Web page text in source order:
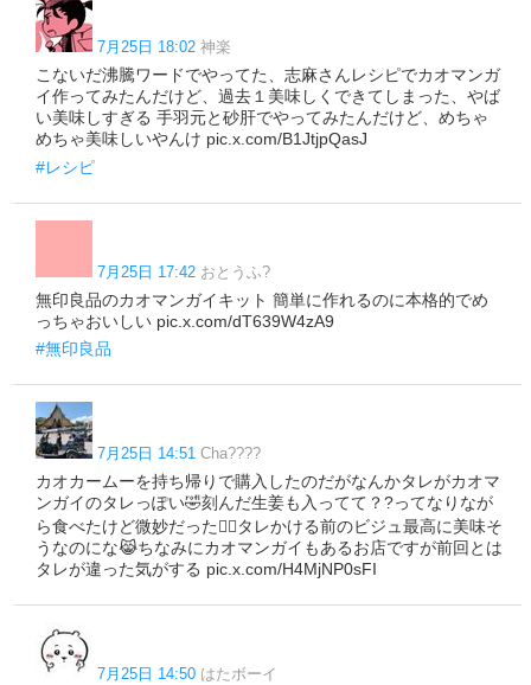
7月25日 18:02 神楽
こないだ沸騰ワードでやってた、志麻さんレシピでカオマンガ
イ作ってみたんだけど、過去１美味しくできてしまった、やば
い美味しすぎる 手羽元と砂肝でやってみたんだけど、めちゃ
めちゃ美味しいやんけ pic.x.com/B1JtjpQasJ
#レシピ
7月25日 17:42 おとうふ?
無印良品のカオマンガイキット 簡単に作れるのに本格的でめ
っちゃおいしい pic.x.com/dT639W4zA9
#無印良品
7月25日 14:51 Cha????
カオカームーを持ち帰りで購入したのだがなんかタレがカオマ
ンガイのタレっぽい🤣刻んだ生姜も入ってて？?ってなりなが
ら食べたけど微妙だった😮‍💨タレかける前のビジュ最高に美味そ
うなのにな😹ちなみにカオマンガイもあるお店ですが前回とは
タレが違った気がする pic.x.com/H4MjNP0sFI
7月25日 14:50 はたボーイ